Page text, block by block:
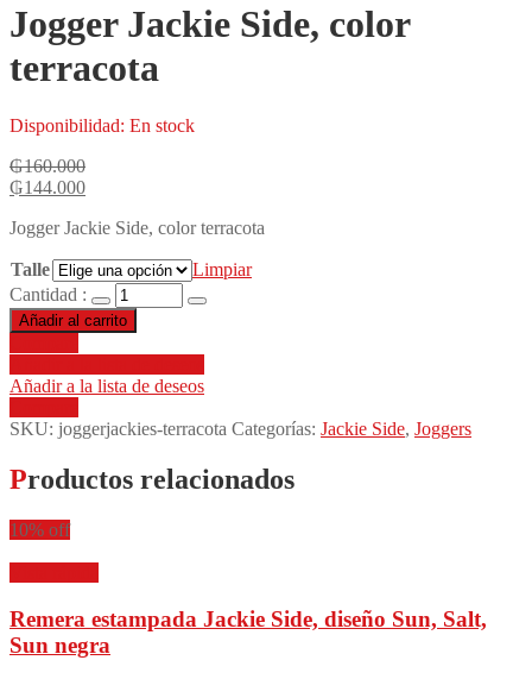
Jogger Jackie Side, color
terracota
Disponibilidad: En stock
₲160.000
₲144.000
Jogger Jackie Side, color terracota
Talle
Limpiar
Cantidad :
Añadir al carrito
Añadir a la lista de deseos
SKU: joggerjackies-terracota Categorías: Jackie Side, Joggers
Productos relacionados
10% off
Remera estampada Jackie Side, diseño Sun, Salt,
Sun negra